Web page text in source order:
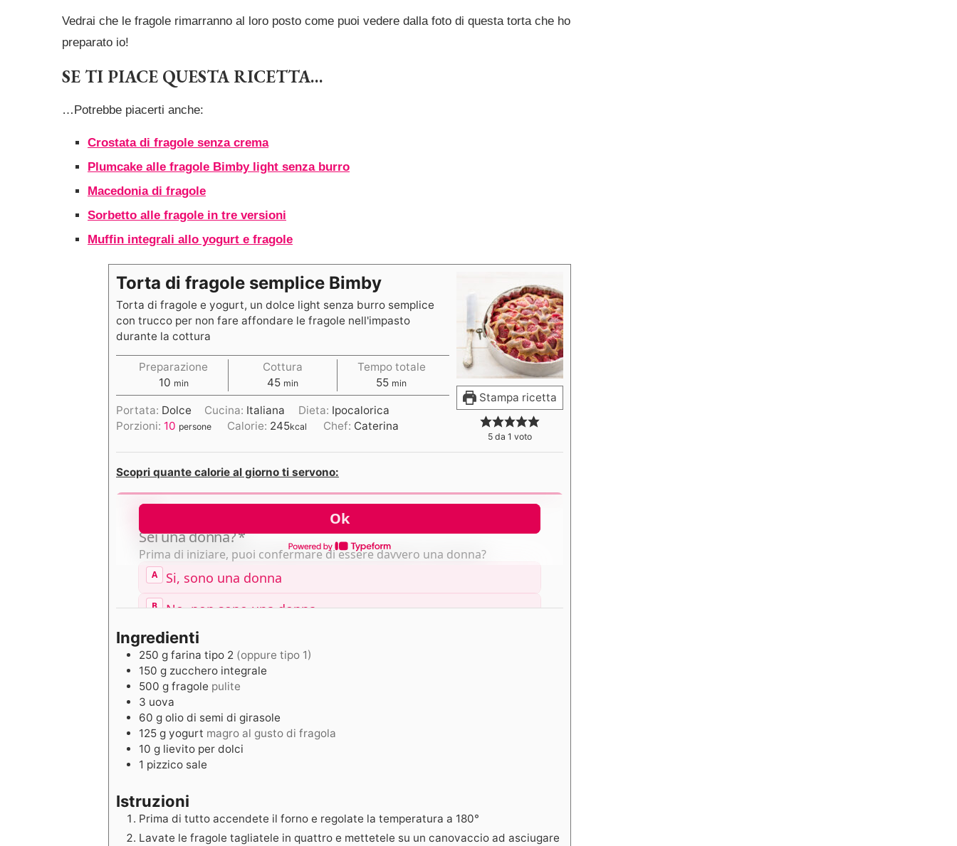
Vedrai che le fragole rimarranno al loro posto come puoi vedere dalla foto di questa torta che ho
preparato io!
SE TI PIACE QUESTA RICETTA…
…Potrebbe piacerti anche:
Crostata di fragole senza crema
Plumcake alle fragole Bimby light senza burro
Macedonia di fragole
Sorbetto alle fragole in tre versioni
Muffin integrali allo yogurt e fragole
Stampa ricetta
5da 1 voto
Torta di fragole semplice Bimby
Torta di fragole e yogurt, un dolce light senza burro semplice
con trucco per non fare affondare le fragole nell'impasto
durante la cottura
Preparazione
10 min
Cottura
45 min
Tempo totale
55 min
Portata: Dolce Cucina: Italiana Dieta: Ipocalorica
Porzioni: 10 persone Calorie: 245kcal Chef: Caterina
Scopri quante calorie al giorno ti servono:
Ingredienti
250 g farina tipo 2 (oppure tipo 1)
150 g zucchero integrale
500 g fragole pulite
3 uova
60 g olio di semi di girasole
125 g yogurt magro al gusto di fragola
10 g lievito per dolci
1 pizzico sale
Istruzioni
Prima di tutto accendete il forno e regolate la temperatura a 180°
Lavate le fragole tagliatele in quattro e mettetele su un canovaccio ad asciugare